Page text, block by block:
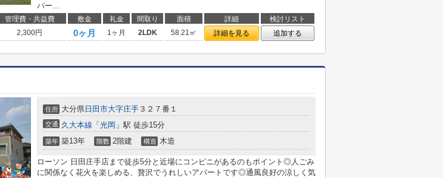
パー...
管理費・共益費 敷金 礼金 間取り 面積 詳細
検討リスト
2,300円 0ヶ月 1ヶ月 2LDK 58.21㎡ 詳細を見る 追加する
住所 大分県 日田市大字庄手 ３２７番１
交通 久大本線 「 光岡 」駅 徒歩15分
築年 築13年 階数 2階建 構造 木造
ローソン 日田庄手店まで徒歩5分と近場にコンビニがあるのもポイント◎人ごみ
に関係なく花火を楽しめる、贅沢でうれしいアパートです◎通風良好の涼しく気